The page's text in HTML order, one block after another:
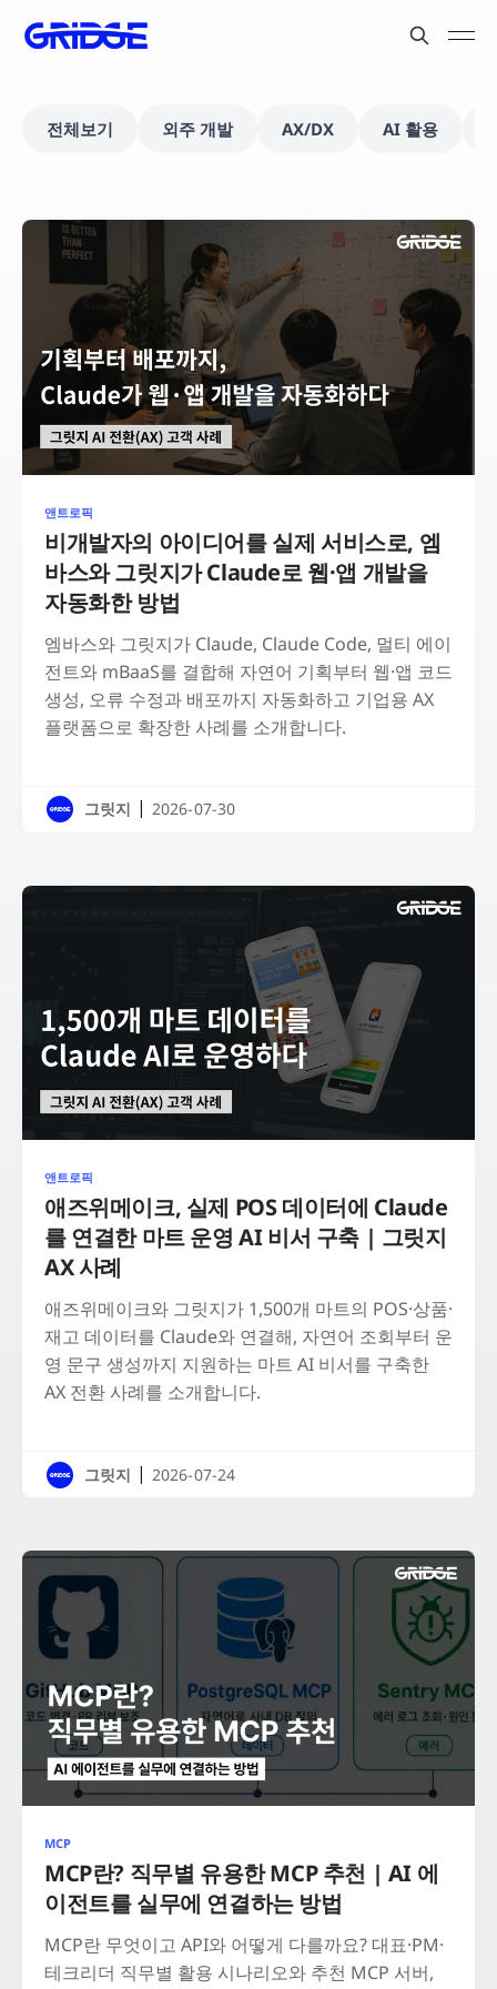
전체보기 외주 개발 AX/DX AI 활용
앤트로픽
비개발자의 아이디어를 실제 서비스로, 엠
바스와 그릿지가 Claude로 웹·앱 개발을
자동화한 방법
엠바스와 그릿지가 Claude, Claude Code, 멀티 에이
전트와 mBaaS를 결합해 자연어 기획부터 웹·앱 코드
생성, 오류 수정과 배포까지 자동화하고 기업용 AX
플랫폼으로 확장한 사례를 소개합니다.
그릿지 | 2026-07-30
앤트로픽
애즈위메이크, 실제 POS 데이터에 Claude
를 연결한 마트 운영 AI 비서 구축 | 그릿지
AX 사례
애즈위메이크와 그릿지가 1,500개 마트의 POS·상품·
재고 데이터를 Claude와 연결해, 자연어 조회부터 운
영 문구 생성까지 지원하는 마트 AI 비서를 구축한
AX 전환 사례를 소개합니다.
그릿지 | 2026-07-24
MCP
MCP란? 직무별 유용한 MCP 추천 | AI 에
이전트를 실무에 연결하는 방법
MCP란 무엇이고 API와 어떻게 다를까요? 대표·PM·
테크리더 직무별 활용 시나리오와 추천 MCP 서버,